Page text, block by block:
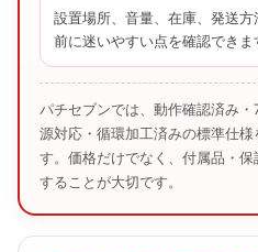
設置場所、音量、在庫、発送
前に迷いやすい点を確認できま
パチセブンでは、動作確認済み
源対応・循環加工済みの標準仕
す。価格だけでなく、付属品・
することが大切です。